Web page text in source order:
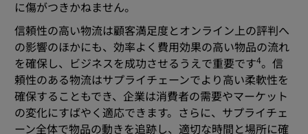
に傷がつきかねません。
信頼性の高い物流は顧客満足度とオンライン上の評判へ
の影響のほかにも、効率よく費用効果の高い物品の流れ
を確保し、ビジネスを成功させるうえで重要です4。信
頼性のある物流はサプライチェーンでより高い柔軟性を
確保することもでき、企業は消費者の需要やマーケット
の変化にすばやく適応できます。さらに、サプライチェ
ーン全体で物品の動きを追跡し、適切な時間と場所に確